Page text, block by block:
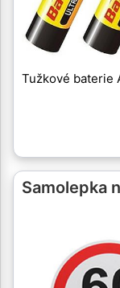
Tužkové baterie
Samolepka